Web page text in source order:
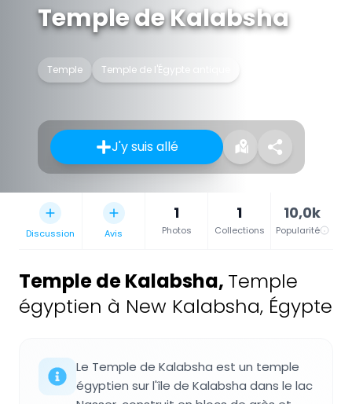
Temple de Kalabsha
Temple Temple de l'Égypte antique
J'y suis allé
Discussion Avis
1
Photos
1
Collections
10,0k
Popularité
Temple de Kalabsha, Temple
égyptien à New Kalabsha, Égypte
Le Temple de Kalabsha est un temple
égyptien sur l'île de Kalabsha dans le lac